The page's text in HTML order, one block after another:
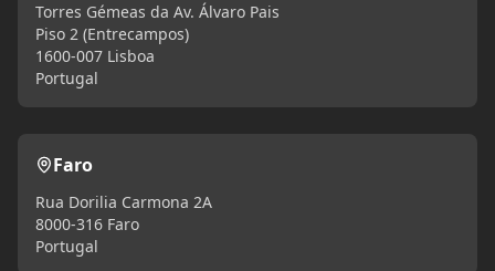
Torres Gémeas da Av. Álvaro Pais
Piso 2 (Entrecampos)
1600-007 Lisboa
Portugal
Faro
Rua Dorilia Carmona 2A
8000-316 Faro
Portugal